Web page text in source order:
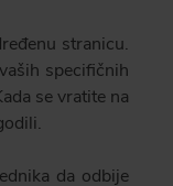
stranicu.
specifičnih
se vratite na
da odbije